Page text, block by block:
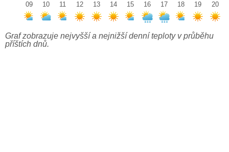
09
10
11
12
13
14
15
16
17
18
19
20
Graf zobrazuje nejvyšší a nejnižší denní teploty v průběhu
příštích dnů.